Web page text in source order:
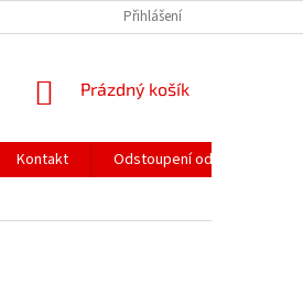
Přihlášení
NÁKUPNÍ
Prázdný košík
Kontakt Odstoupení od smlouvy